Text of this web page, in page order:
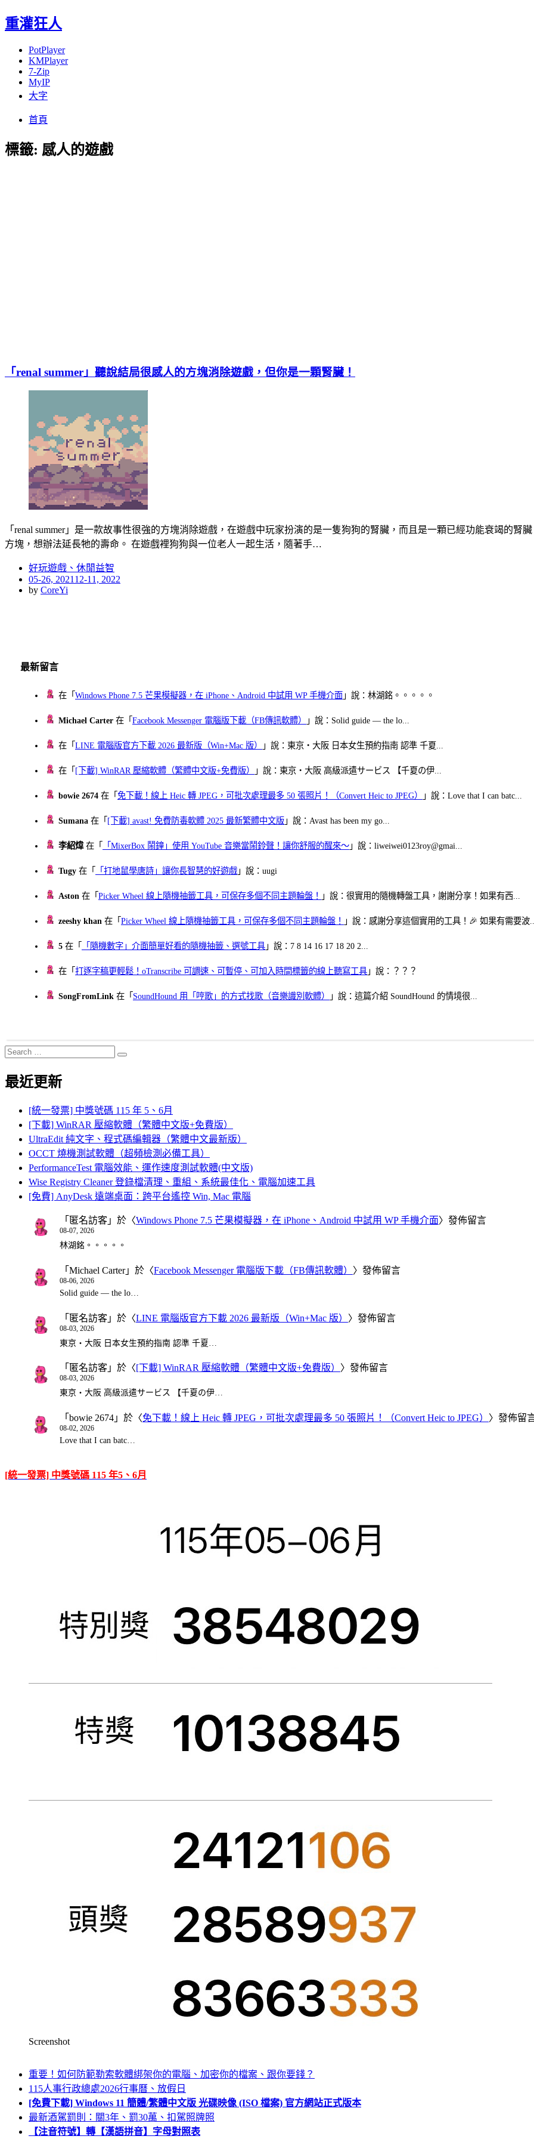
重灌狂人
PotPlayer
KMPlayer
7-Zip
MyIP
大字
首頁
標籤: 感人的遊戲
「renal summer」聽說結局很感人的方塊消除遊戲，但你是一顆腎臟！
「renal summer」是一款故事性很強的方塊消除遊戲，在遊戲中玩家扮演的是一隻狗狗的腎臟，而且是一顆已經功能衰竭的
方塊，想辦法延長牠的壽命。 在遊戲裡狗狗與一位老人一起生活，隨著手…
好玩遊戲、休閒益智
Posted
on
05-26, 2021 12-11, 2022
by CoreYi
最新留言
在「Windows Phone 7.5 芒果模擬器，在 iPhone、Android 中試用 WP 手機介面 」說：林湖銘。。。。。
Michael Carter 在「Facebook Messenger 電腦版下載（FB傳訊軟體） 」說：Solid guide — the lo...
在「LINE 電腦版官方下載 2026 最新版（Win+Mac 版） 」說：東京・大阪 日本女生預約指南 認準 千夏...
在「 [下載] WinRAR 壓縮軟體（繁體中文版+免費版） 」說：東京・大阪 高級派遣サービス 【千夏の伊...
bowie 2674 在「免下載！線上 Heic 轉 JPEG，可批次處理最多 50 張照片！（Convert Heic to JPEG） 」說：Love that I can batc...
Sumana 在「 [下載] avast! 免費防毒軟體 2025 最新繁體中文版 」說：Avast has been my go...
李紹煒在「 「MixerBox 鬧鐘」使用 YouTube 音樂當鬧鈴聲！讓你舒服的醒來～ 」說：liweiwei0123roy@gmai...
Tugy 在「 「打地鼠學唐詩」讓你長智慧的好遊戲 」說：uugi
Aston 在「Picker Wheel 線上隨機抽籤工具，可保存多個不同主題輪盤！ 」說：很實用的隨機轉盤工具，謝謝分享！如果有西...
zeeshy khan 在「Picker Wheel 線上隨機抽籤工具，可保存多個不同主題輪盤！ 」說：感謝分享這個實用的工具！🎉 如果有需要波
5 在「 「隨機數字」介面簡單好看的隨機抽籤、選號工具 」說：7 8 14 16 17 18 20 2...
在「打逐字稿更輕鬆！oTranscribe 可調速、可暫停、可加入時間標籤的線上聽寫工具 」說：？？？
SongFromLink 在「 SoundHound 用「哼歌」的方式找歌（音樂識別軟體） 」說：這篇介紹 SoundHound 的情境很...
Search
for:
Search
最近更新
[統一發票] 中獎號碼 115 年 5、6月
[下載] WinRAR 壓縮軟體（繁體中文版+免費版）
UltraEdit 純文字、程式碼編輯器（繁體中文最新版）
OCCT 燒機測試軟體（超頻檢測必備工具）
PerformanceTest 電腦效能、運作速度測試軟體(中文版)
Wise Registry Cleaner 登錄檔清理、重組、系統最佳化、電腦加速工具
[免費] AnyDesk 遠端桌面：跨平台遙控 Win, Mac 電腦
「 匿名訪客 」於〈Windows Phone 7.5 芒果模擬器，在 iPhone、Android 中試用 WP 手機介面〉發佈留言
08-07, 2026
林湖銘。。。。。
「 Michael Carter」於〈Facebook Messenger 電腦版下載（FB傳訊軟體） 〉發佈留言
08-06, 2026
Solid guide — the lo…
「 匿名訪客 」於〈LINE 電腦版官方下載 2026 最新版（Win+Mac 版） 〉發佈留言
08-03, 2026
東京・大阪 日本女生預約指南 認準 千夏…
「 匿名訪客 」於〈[下載] WinRAR 壓縮軟體（繁體中文版+免費版） 〉發佈留言
08-03, 2026
東京・大阪 高級派遣サービス 【千夏の伊…
「 bowie 2674 」於〈免下載！線上 Heic 轉 JPEG，可批次處理最多 50 張照片！（Convert Heic to JPEG） 〉發佈留
08-02, 2026
Love that I can batc…
[統一發票] 中獎號碼 115 年5、6月
Screenshot
重要！如何防範勒索軟體綁架你的電腦、加密你的檔案、跟你要錢？
115人事行政總處2026行事曆、放假日
[免費下載] Windows 11 簡體/繁體中文版 光碟映像 (ISO 檔案) 官方網站正式版本
最新酒駕罰則：關3年、罰30萬、扣駕照牌照
【注音符號】轉【漢語拼音】字母對照表